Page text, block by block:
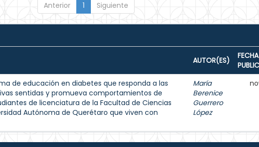
Anterior 1 Siguiente
AUTOR(ES)
de educación en diabetes que responda a las
sentidas y promueva comportamientos de
de licenciatura de la Facultad de Ciencias
Autónoma de Querétaro que viven con
María
Berenice
Guerrero
López